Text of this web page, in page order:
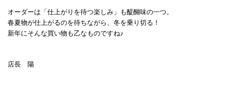
オーダーは「仕上がりを待つ楽しみ」も醍醐味の一つ。
春夏物が仕上がるのを待ちながら、冬を乗り切る！
新年にそんな買い物も乙なものですね♪
店長 陽